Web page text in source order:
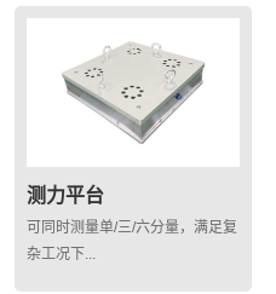
测力平台
可同时测量单/三/六分量，满足复
杂工况下...